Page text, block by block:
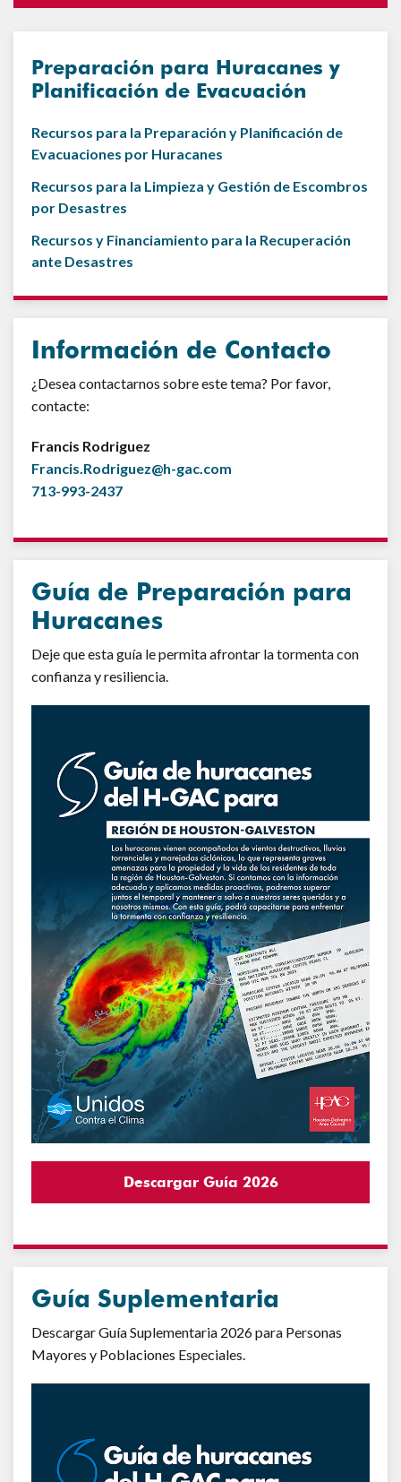
Preparación para Huracanes y
Planificación de Evacuación
Recursos para la Preparación y Planificación de
Evacuaciones por Huracanes
Recursos para la Limpieza y Gestión de Escombros
por Desastres
Recursos y Financiamiento para la Recuperación
ante Desastres
Información de Contacto
¿Desea contactarnos sobre este tema? Por favor,
contacte:
Francis Rodriguez
Francis.Rodriguez@h-gac.com
713-993-2437
Guía de Preparación para
Huracanes
Deje que esta guía le permita afrontar la tormenta con
confianza y resiliencia.
Descargar Guía 2026
Guía Suplementaria
Descargar Guía Suplementaria 2026 para Personas
Mayores y Poblaciones Especiales.